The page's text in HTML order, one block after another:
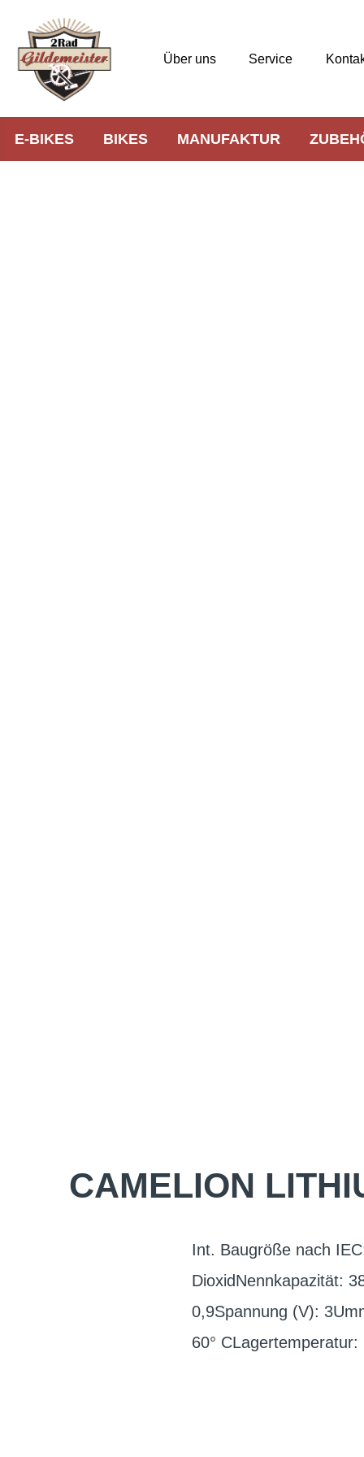
Über uns Service
E-BIKES BIKES MANUFAKTUR
CAMELION
Int. Baugröße nach
DioxidNennkapazität:
0,9Spannung (V):
60°